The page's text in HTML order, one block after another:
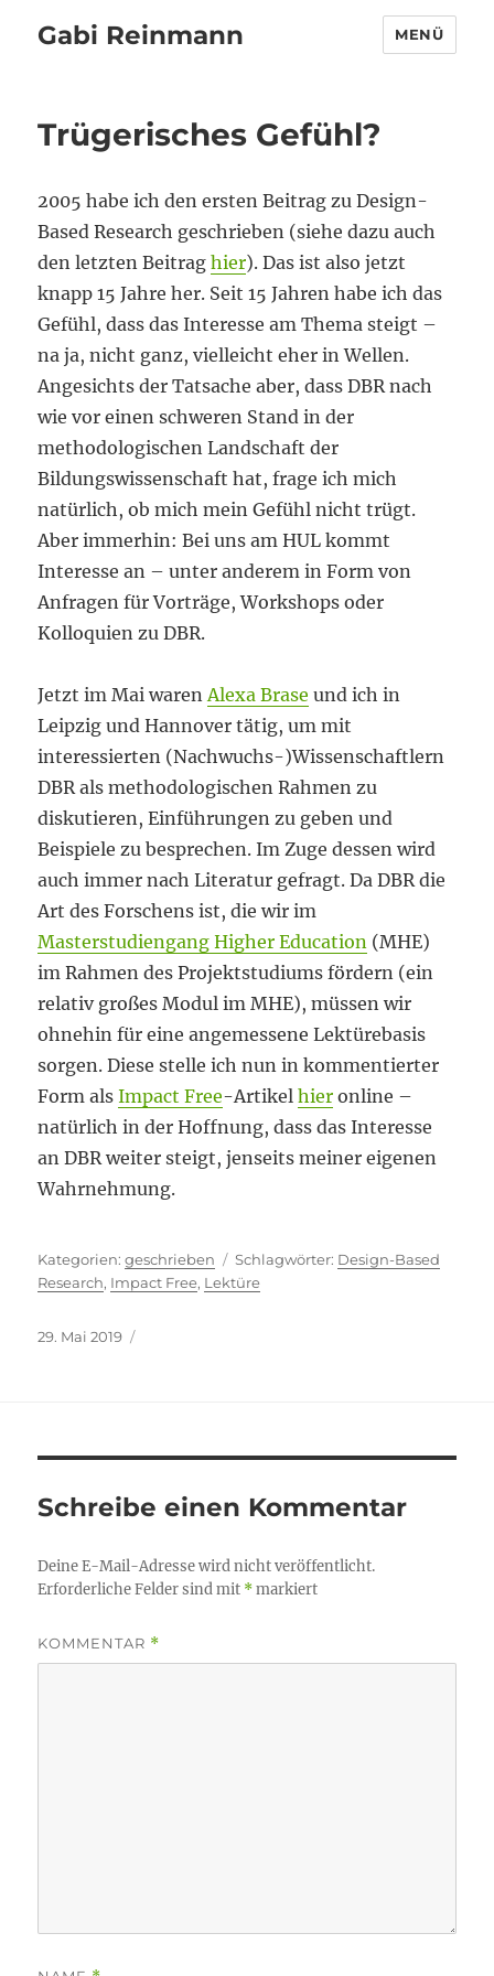
Gabi Reinmann MENÜ
Trügerisches Gefühl?
2005 habe ich den ersten Beitrag zu Design-
Based Research geschrieben (siehe dazu auch
den letzten Beitraghier). Das ist also jetzt
knapp 15 Jahre her. Seit 15 Jahren habe ich das
Gefühl, dass das Interesse am Thema steigt –
na ja, nicht ganz, vielleicht eher in Wellen.
Angesichts der Tatsache aber, dass DBR nach
wie vor einen schweren Stand in der
methodologischen Landschaft der
Bildungswissenschaft hat, frage ich mich
natürlich, ob mich mein Gefühl nicht trügt.
Aber immerhin: Bei uns am HUL kommt
Interesse an – unter anderem in Form von
Anfragen für Vorträge, Workshops oder
Kolloquien zu DBR.
Jetzt im Mai warenAlexa Brase und ich in
Leipzig und Hannover tätig, um mit
interessierten (Nachwuchs-)Wissenschaftlern
DBR als methodologischen Rahmen zu
diskutieren, Einführungen zu geben und
Beispiele zu besprechen. Im Zuge dessen wird
auch immer nach Literatur gefragt. Da DBR die
Art des Forschens ist, die wir im
Masterstudiengang Higher Education (MHE)
im Rahmen des Projektstudiums fördern (ein
relativ großes Modul im MHE), müssen wir
ohnehin für eine angemessene Lektürebasis
sorgen. Diese stelle ich nun in kommentierter
Form alsImpact Free-Artikelhier online –
natürlich in der Hoffnung, dass das Interesse
an DBR weiter steigt, jenseits meiner eigenen
Wahrnehmung.
Kategorien
geschrieben Schlagwörter
Design-Based
Research, Impact Free, Lektüre
Veröffentlicht
29. Mai 2019
Schreibe einen Kommentar
Deine E-Mail-Adresse wird nicht veröffentlicht.
Erforderliche Felder sind mit *markiert
KOMMENTAR *